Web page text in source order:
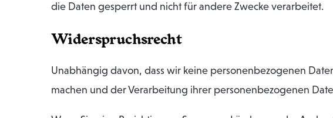
die Daten gesperrt und nicht für andere Zwecke verarbeitet.
Widerspruchsrecht
Unabhängig davon, dass wir keine personenbezogenen
machen und der Verarbeitung ihrer personenbezogenen